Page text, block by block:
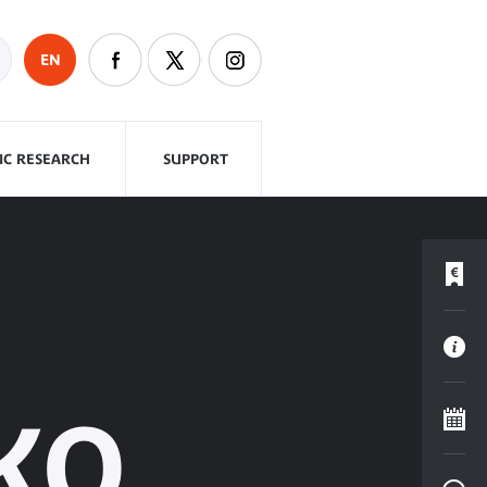
EN
RESEARCH SUPPORT